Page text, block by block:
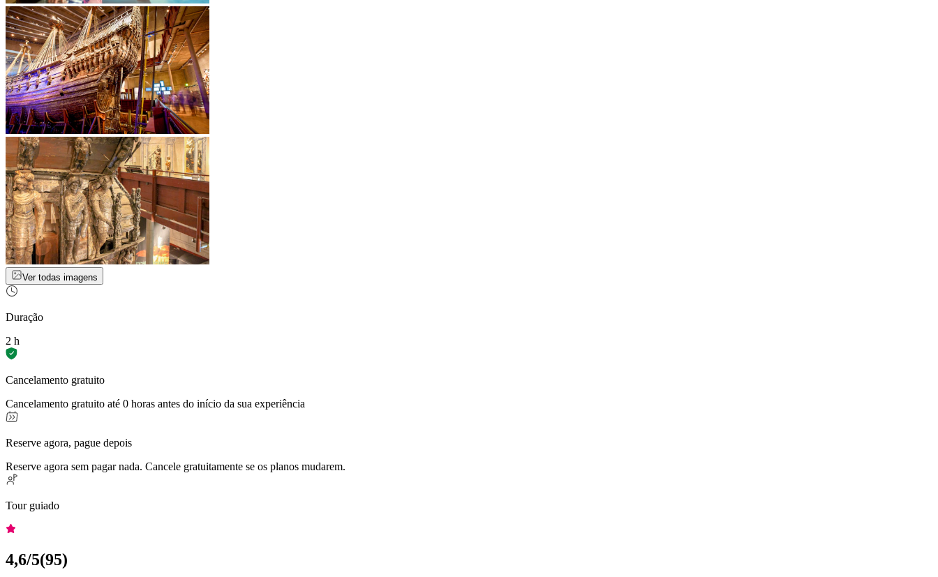
Ver todas imagens
Duração
2 h
Cancelamento gratuito
Cancelamento gratuito até 0 horas antes do início da sua experiência
Reserve agora, pague depois
Reserve agora sem pagar nada. Cancele gratuitamente se os planos mudarem.
Tour guiado
4,6/5(95)